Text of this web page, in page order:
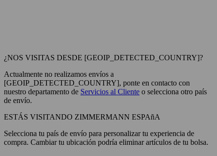
¿NOS VISITAS DESDE [GEOIP_DETECTED_COUNTRY]?
Actualmente no realizamos envíos a
[GEOIP_DETECTED_COUNTRY], ponte en contacto con
nuestro departamento de Servicios al Cliente o selecciona otro país
de envío.
ESTÁS VISITANDO ZIMMERMANN ESPAñA
Selecciona tu país de envío para personalizar tu experiencia de
compra. Cambiar tu ubicación podría eliminar artículos de tu bolsa.